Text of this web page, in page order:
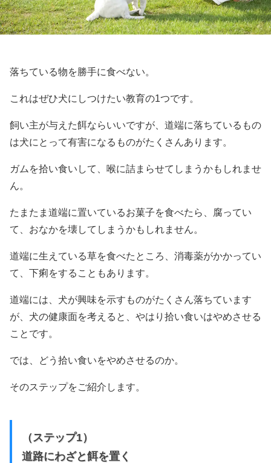
落ちている物を勝手に食べない。
これはぜひ犬にしつけたい教育の1つです。
飼い主が与えた餌ならいいですが、道端に落ちているもの
は犬にとって有害になるものがたくさんあります。
ガムを拾い食いして、喉に詰まらせてしまうかもしれませ
ん。
たまたま道端に置いているお菓子を食べたら、腐ってい
て、おなかを壊してしまうかもしれません。
道端に生えている草を食べたところ、消毒薬がかかってい
て、下痢をすることもあります。
道端には、犬が興味を示すものがたくさん落ちています
が、犬の健康面を考えると、やはり拾い食いはやめさせる
ことです。
では、どう拾い食いをやめさせるのか。
そのステップをご紹介します。
（ステップ1）
道路にわざと餌を置く